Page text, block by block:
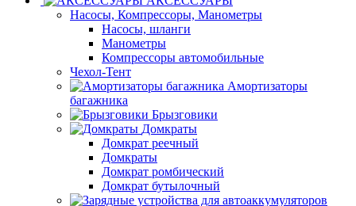
Насосы, Компрессоры, Манометры
Насосы, шланги
Манометры
Компрессоры автомобильные
Чехол-Тент
Амортизаторы
багажника
Брызговики
Домкраты
Домкрат реечный
Домкраты
Домкрат ромбический
Домкрат бутылочный